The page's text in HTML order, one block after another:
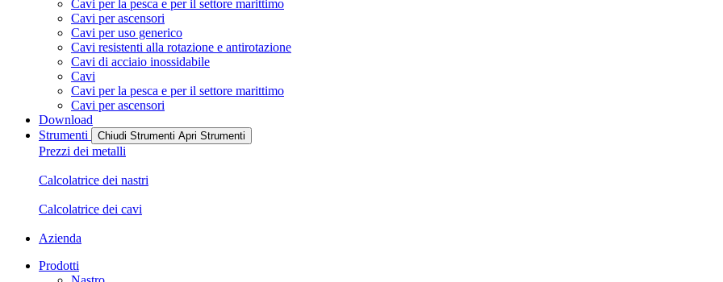
Cavi per la pesca e per il settore marittimo
Cavi per ascensori
Cavi per uso generico
Cavi resistenti alla rotazione e antirotazione
Cavi di acciaio inossidabile
Cavi
Cavi per la pesca e per il settore marittimo
Cavi per ascensori
Download
Strumenti
Chiudi Strumenti Apri Strumenti
Prezzi dei metalli
Calcolatrice dei nastri
Calcolatrice dei cavi
Azienda
Prodotti